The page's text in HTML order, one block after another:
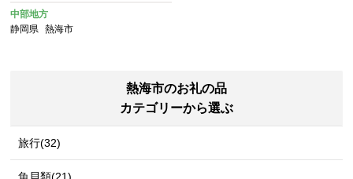
中部地方
静岡県
熱海市
熱海市のお礼の品
カテゴリーから選ぶ
旅行(32)